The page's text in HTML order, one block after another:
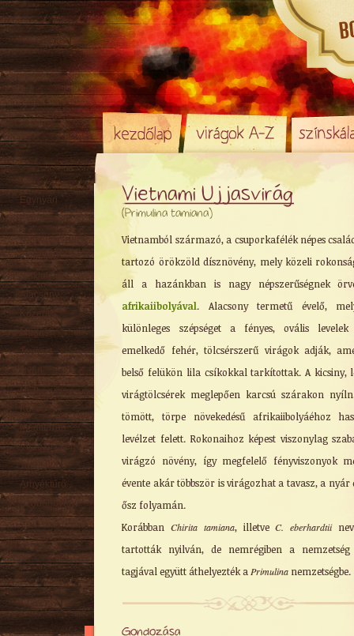
Vietnami Ujjasvirág
(Primulina tamiana)
Vietnamból származó, a csuporkafélék népes
tartozó örökzöld dísznövény, mely közeli
áll a hazánkban is nagy népszerűségnek
afrikaiibolyával. Alacsony termetű évelő,
különleges szépséget a fényes, ovális
emelkedő fehér, tölcsérszerű virágok adják,
belső felükön lila csíkokkal tarkítottak. A kicsiny,
virágtölcsérek meglepően karcsú szárakon
tömött, törpe növekedésű afrikaiibolyáéhoz
levélzet felett. Rokonaihoz képest viszonylag
virágzó növény, így megfelelő fényviszonyok
évente akár többször is virágozhat a tavasz, a nyár
ősz folyamán.
KorábbanChirita tamiana, illetveC. eberhardtii
tartották nyilván, de nemrégiben a nemzetség
tagjával együtt áthelyezték a Primulina nemzetségbe.
Gondozása
Egynyári
Évelő
Hagyma/ Gumó
Örökzöld
Sziklakerti
Alacsony
Közepes
Magas
Tavaszi
Őszi
Kúszó
Mediterrán
Virágzó cserje
Talajtakaró
Árnyéktűrő
Szobanövény